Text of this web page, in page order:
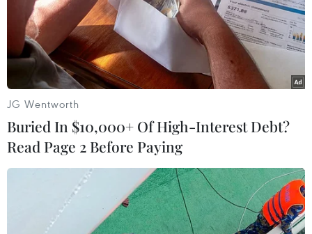
Theo dõi VietnamPlus
Lãnh đạo Nga và Ai Cập đã nhất trí về kế hoạch
Moskva hỗ trợ Cairo xây dựng một nhà máy điện
hạt nhân tại thành phố Dabaa nằm bên bờ Địa
Trung Hải.
JG Wentworth
Buried In $10,000+ Of High-Interest Debt?
Read Page 2 Before Paying